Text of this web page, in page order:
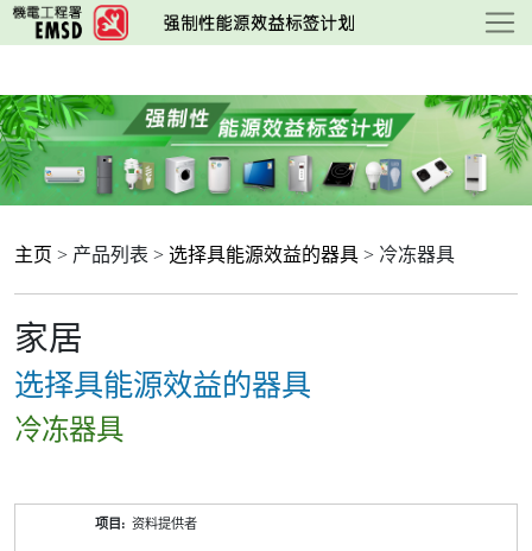
跳
至
要
内
容
主页 > 产品列表 > 选择具能源效益的器具 > 冷冻器具
家居
选择具能源效益的器具
冷冻器具
资料提供者